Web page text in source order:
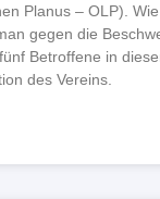
Planus – OLP).
gegen die
Betroffene in
des Vereins.